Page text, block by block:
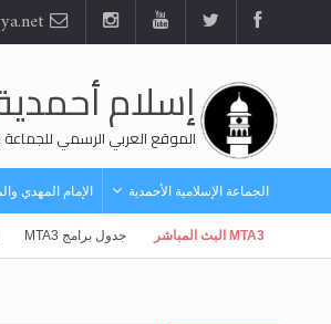
إسلام
الموقع العربي الرسمي للجماعة
الجماعة الإسلامية الأحمدية الإمام المهدي
MTA3 البث المباشر جدول برامج MTA3